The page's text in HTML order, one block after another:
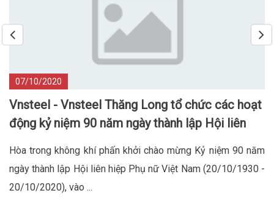
07/10/2020
Vnsteel - Vnsteel Thăng Long tổ chức các hoạt
động kỷ niệm 90 năm ngày thành lập Hội liên
Hòa trong không khí phấn khởi chào mừng Kỷ niệm 90 năm
ngày thành lập Hội liên hiệp Phụ nữ Việt Nam (20/10/1930 -
20/10/2020), vào ...